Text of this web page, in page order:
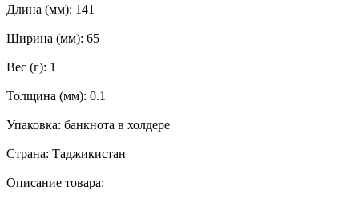
Длина (мм): 141
Ширина (мм): 65
Вес (г): 1
Толщина (мм): 0.1
Упаковка: банкнота в холдере
Страна: Таджикистан
Описание товара: